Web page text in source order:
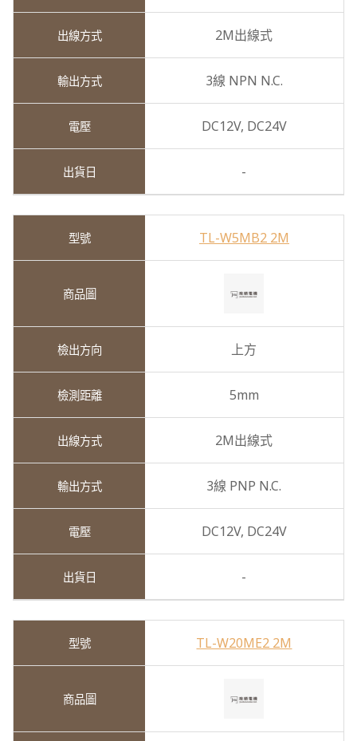
2M出線式
3線 NPN N.C.
DC12V, DC24V
-
TL-W5MB2 2M
上方
5mm
2M出線式
3線 PNP N.C.
DC12V, DC24V
-
TL-W20ME2 2M